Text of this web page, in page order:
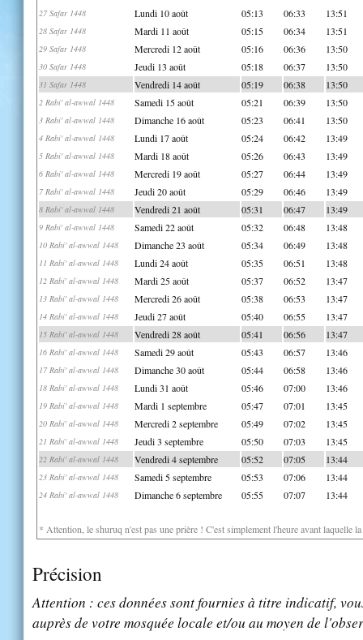
27 Safar 1448 Lundi 10 août 05:13 06:33 13:51
28 Safar 1448 Mardi 11 août 05:15 06:34 13:51
29 Safar 1448 Mercredi 12 août 05:16 06:36 13:50
30 Safar 1448 Jeudi 13 août 05:18 06:37 13:50
31 Safar 1448 Vendredi 14 août 05:19 06:38 13:50
2 Rabi' al-awwal 1448 Samedi 15 août 05:21 06:39 13:50
3 Rabi' al-awwal 1448 Dimanche 16 août 05:23 06:41 13:50
4 Rabi' al-awwal 1448 Lundi 17 août 05:24 06:42 13:49
5 Rabi' al-awwal 1448 Mardi 18 août 05:26 06:43 13:49
6 Rabi' al-awwal 1448 Mercredi 19 août 05:27 06:44 13:49
7 Rabi' al-awwal 1448 Jeudi 20 août 05:29 06:46 13:49
8 Rabi' al-awwal 1448 Vendredi 21 août 05:31 06:47 13:49
9 Rabi' al-awwal 1448 Samedi 22 août 05:32 06:48 13:48
10 Rabi' al-awwal 1448 Dimanche 23 août 05:34 06:49 13:48
11 Rabi' al-awwal 1448 Lundi 24 août 05:35 06:51 13:48
12 Rabi' al-awwal 1448 Mardi 25 août 05:37 06:52 13:47
13 Rabi' al-awwal 1448 Mercredi 26 août 05:38 06:53 13:47
14 Rabi' al-awwal 1448 Jeudi 27 août 05:40 06:55 13:47
15 Rabi' al-awwal 1448 Vendredi 28 août 05:41 06:56 13:47
16 Rabi' al-awwal 1448 Samedi 29 août 05:43 06:57 13:46
17 Rabi' al-awwal 1448 Dimanche 30 août 05:44 06:58 13:46
18 Rabi' al-awwal 1448 Lundi 31 août 05:46 07:00 13:46
19 Rabi' al-awwal 1448 Mardi 1 septembre 05:47 07:01 13:45
20 Rabi' al-awwal 1448 Mercredi 2 septembre 05:49 07:02 13:45
21 Rabi' al-awwal 1448 Jeudi 3 septembre 05:50 07:03 13:45
22 Rabi' al-awwal 1448 Vendredi 4 septembre 05:52 07:05 13:44
23 Rabi' al-awwal 1448 Samedi 5 septembre 05:53 07:06 13:44
24 Rabi' al-awwal 1448 Dimanche 6 septembre 05:55 07:07 13:44
* Attention, le shuruq n'est pas une prière ! C'est simplement l'heure avant laquelle
Précision
Attention : ces données sont fournies à titre indicatif,
auprès de votre mosquée locale et/ou au moyen de